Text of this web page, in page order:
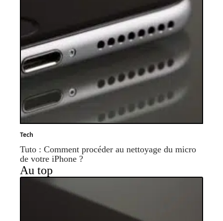
Tech
Tuto : Comment procéder au nettoyage du micro
de votre iPhone ?
Au top